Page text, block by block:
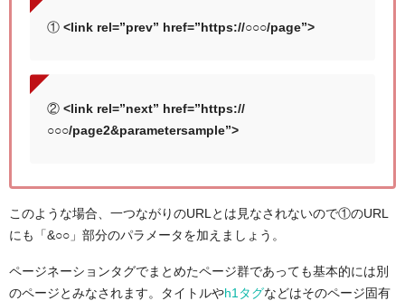
①<link rel=”prev” href=”https://○○○/page”>
②<link rel=”next” href=”https://
○○○/page2&parametersample”>
このような場合、一つながりのURLとは見なされないので①のURL
にも「&○○」部分のパラメータを加えましょう。
ページネーションタグでまとめたページ群であっても基本的には別
のページとみなされます。タイトルやh1タグなどはそのページ固有